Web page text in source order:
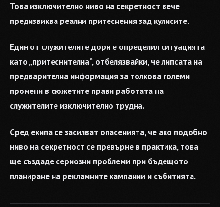
Това изключително ниво на секретност вече
предизвиква реални притеснения зад кулисите.
Един от служителите дори е определил ситуацията
като „притеснителна“, отбелязвайки, че липсата на
предварителна информация за толкова големи
промени в сюжетите прави работата на
служителите изключително трудна.
Сред екипа се засилват опасенията, че ако подобно
ниво на секретност се превърне в практика, това
ще създаде сериозни проблеми при бъдещото
планиране на рекламните кампании и събитията.